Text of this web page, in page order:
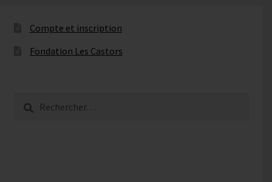
Compte et inscription
Fondation Les Castors
Rechercher :